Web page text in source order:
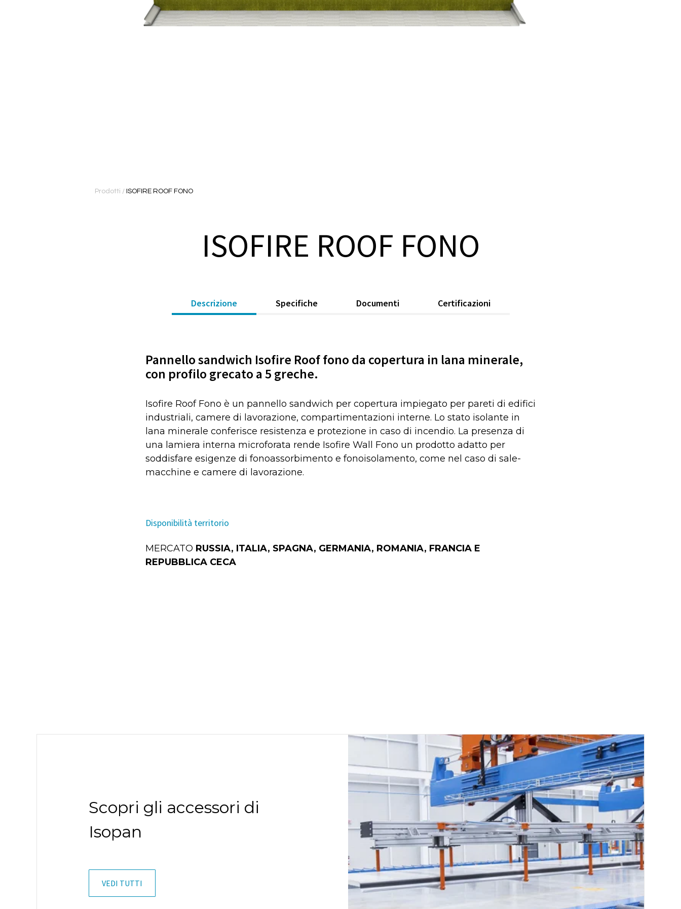
Prodotti / ISOFIRE ROOF FONO
ISOFIRE ROOF FONO
Descrizione Specifiche Documenti Certificazioni
Pannello sandwich Isofire Roof fono da copertura in lana minerale,
con profilo grecato a 5 greche.
Isofire Roof Fono è un pannello sandwich per copertura impiegato per pareti di edifici
industriali, camere di lavorazione, compartimentazioni interne. Lo stato isolante in
lana minerale conferisce resistenza e protezione in caso di incendio. La presenza di
una lamiera interna microforata rende Isofire Wall Fono un prodotto adatto per
soddisfare esigenze di fonoassorbimento e fonoisolamento, come nel caso di sale-
macchine e camere di lavorazione.
Disponibilità territorio
MERCATO RUSSIA, ITALIA, SPAGNA, GERMANIA, ROMANIA, FRANCIA E
REPUBBLICA CECA
Scopri gli accessori di
Isopan
VEDI TUTTI